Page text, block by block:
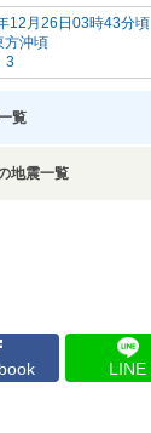
12月26日03時43分頃
方沖頃
3
覧
地震一覧
LINE